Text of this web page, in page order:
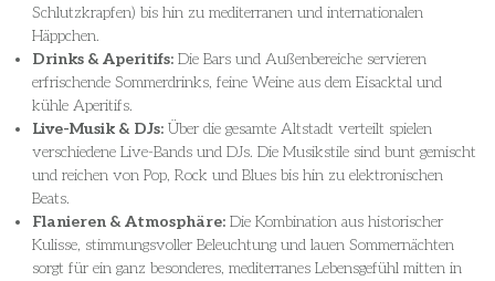
Schlutzkrapfen) bis hin zu mediterranen und internationalen
Häppchen.
Drinks & Aperitifs: Die Bars und Außenbereiche servieren
erfrischende Sommerdrinks, feine Weine aus dem Eisacktal und
kühle Aperitifs.
Live-Musik & DJs: Über die gesamte Altstadt verteilt spielen
verschiedene Live-Bands und DJs. Die Musikstile sind bunt gemischt
und reichen von Pop, Rock und Blues bis hin zu elektronischen
Beats.
Flanieren & Atmosphäre: Die Kombination aus historischer
Kulisse, stimmungsvoller Beleuchtung und lauen Sommernächten
sorgt für ein ganz besonderes, mediterranes Lebensgefühl mitten in